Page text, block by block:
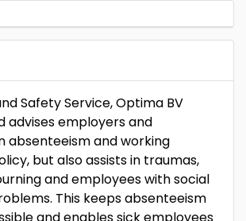
Safety Service, Optima BV
advises employers and
absenteeism and working
but also assists in traumas,
and employees with social
This keeps absenteeism